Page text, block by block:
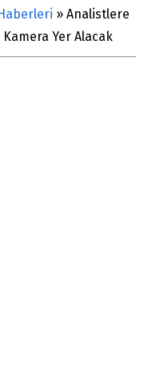
» Analistlere
Yer Alacak